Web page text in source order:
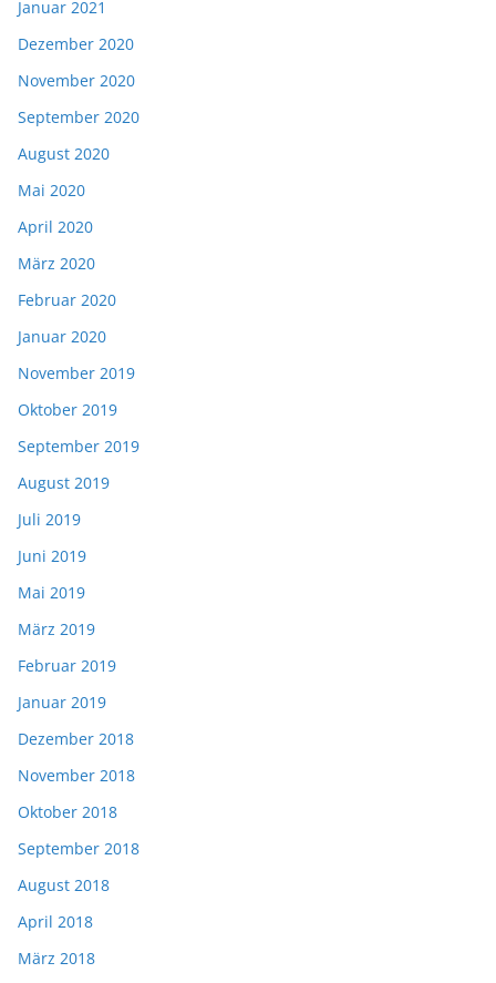
Januar 2021
Dezember 2020
November 2020
September 2020
August 2020
Mai 2020
April 2020
März 2020
Februar 2020
Januar 2020
November 2019
Oktober 2019
September 2019
August 2019
Juli 2019
Juni 2019
Mai 2019
März 2019
Februar 2019
Januar 2019
Dezember 2018
November 2018
Oktober 2018
September 2018
August 2018
April 2018
März 2018